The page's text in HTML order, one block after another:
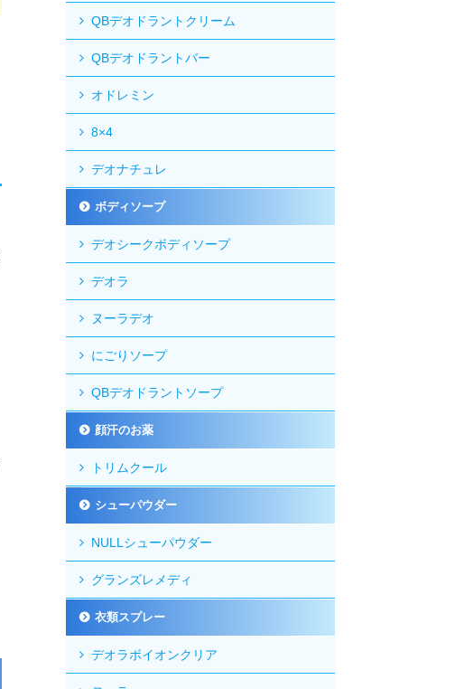
QBデオドラントクリーム
QBデオドラントバー
オドレミン
8×4
デオナチュレ
ボディソープ
デオシークボディソープ
デオラ
ヌーラデオ
にごりソープ
QBデオドラントソープ
顔汗のお薬
トリムクール
シューパウダー
NULLシューパウダー
グランズレメディ
衣類スプレー
デオラボイオンクリア